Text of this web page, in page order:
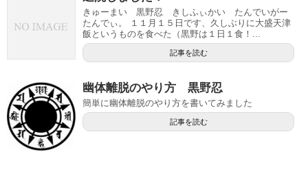
きゅーまい 黒野忍 きしふぃかい たんでいがー
たんでぃ。 １１月１５日です、久しぶりに大盛天津
飯というものを食べた（黒野は１日１食！...
記事を読む
幽体離脱のやり方 黒野忍
簡単に幽体離脱のやり方を書いてみました
記事を読む